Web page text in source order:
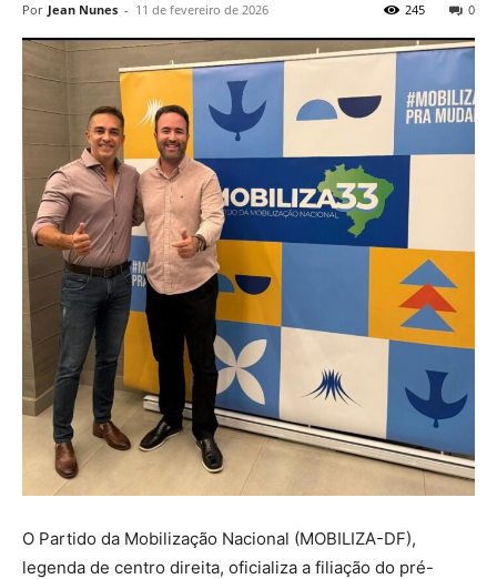
Por Jean Nunes - 11 de fevereiro de 2026 0
245
O Partido da Mobilização Nacional (MOBILIZA-DF),
legenda de centro direita, oficializa a filiação do pré-